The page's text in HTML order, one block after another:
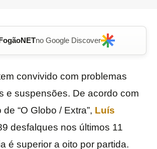
no Google Discover
convivido com problemas
e suspensões. De acordo com
“O Globo / Extra”, Luís
desfalques nos últimos 11
é superior a oito por partida.